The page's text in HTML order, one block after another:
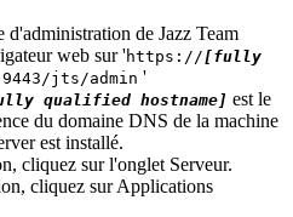
d'administration de Jazz Team
web sur 'https:// [fully
jts/admin '
qualified hostname] est le
du domaine DNS de la machine
est installé.
, cliquez sur l'onglet Serveur.
, cliquez surApplications